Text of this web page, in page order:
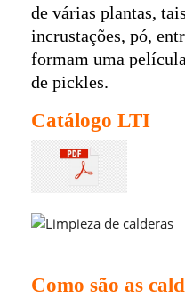
de várias plantas,
incrustações, pó,
formam uma
de pickles.
Catálogo LTI
Como são as